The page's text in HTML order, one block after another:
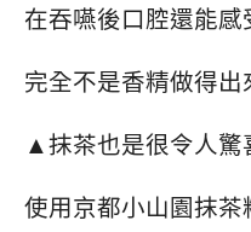
在吞嚥後口腔還能感
完全不是香精做得出
▲抹茶也是很令人驚
使用京都小山園抹茶